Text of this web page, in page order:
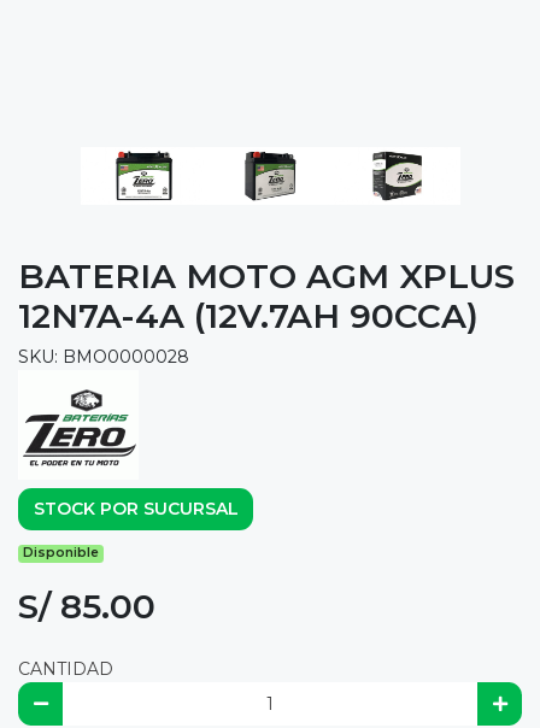
BATERIA MOTO AGM XPLUS
12N7A-4A (12V.7AH 90CCA)
SKU: BMO0000028
STOCK POR SUCURSAL
Disponible
S/ 85.00
CANTIDAD